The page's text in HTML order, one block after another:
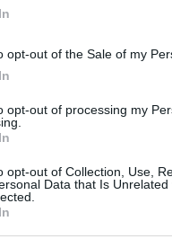
opt-out of the Sale of my
opt-out of processing my
opt-out of Collection, Use,
Data that Is
η ίδια
της στο
του γιου
ο Διονύσης είχε
μία ανάλογη
Διονύσης για